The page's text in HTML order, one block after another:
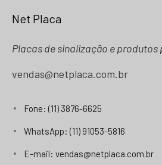
Net Placa
Placas de sinalização e produtos
vendas@netplaca.com.br
Fone: (11) 3876-6625
WhatsApp: (11) 91053-5816
E-mail: vendas@netplaca.com.br